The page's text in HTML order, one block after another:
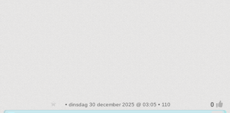
• dinsdag 30 december 2025 @ 03:05 • 110